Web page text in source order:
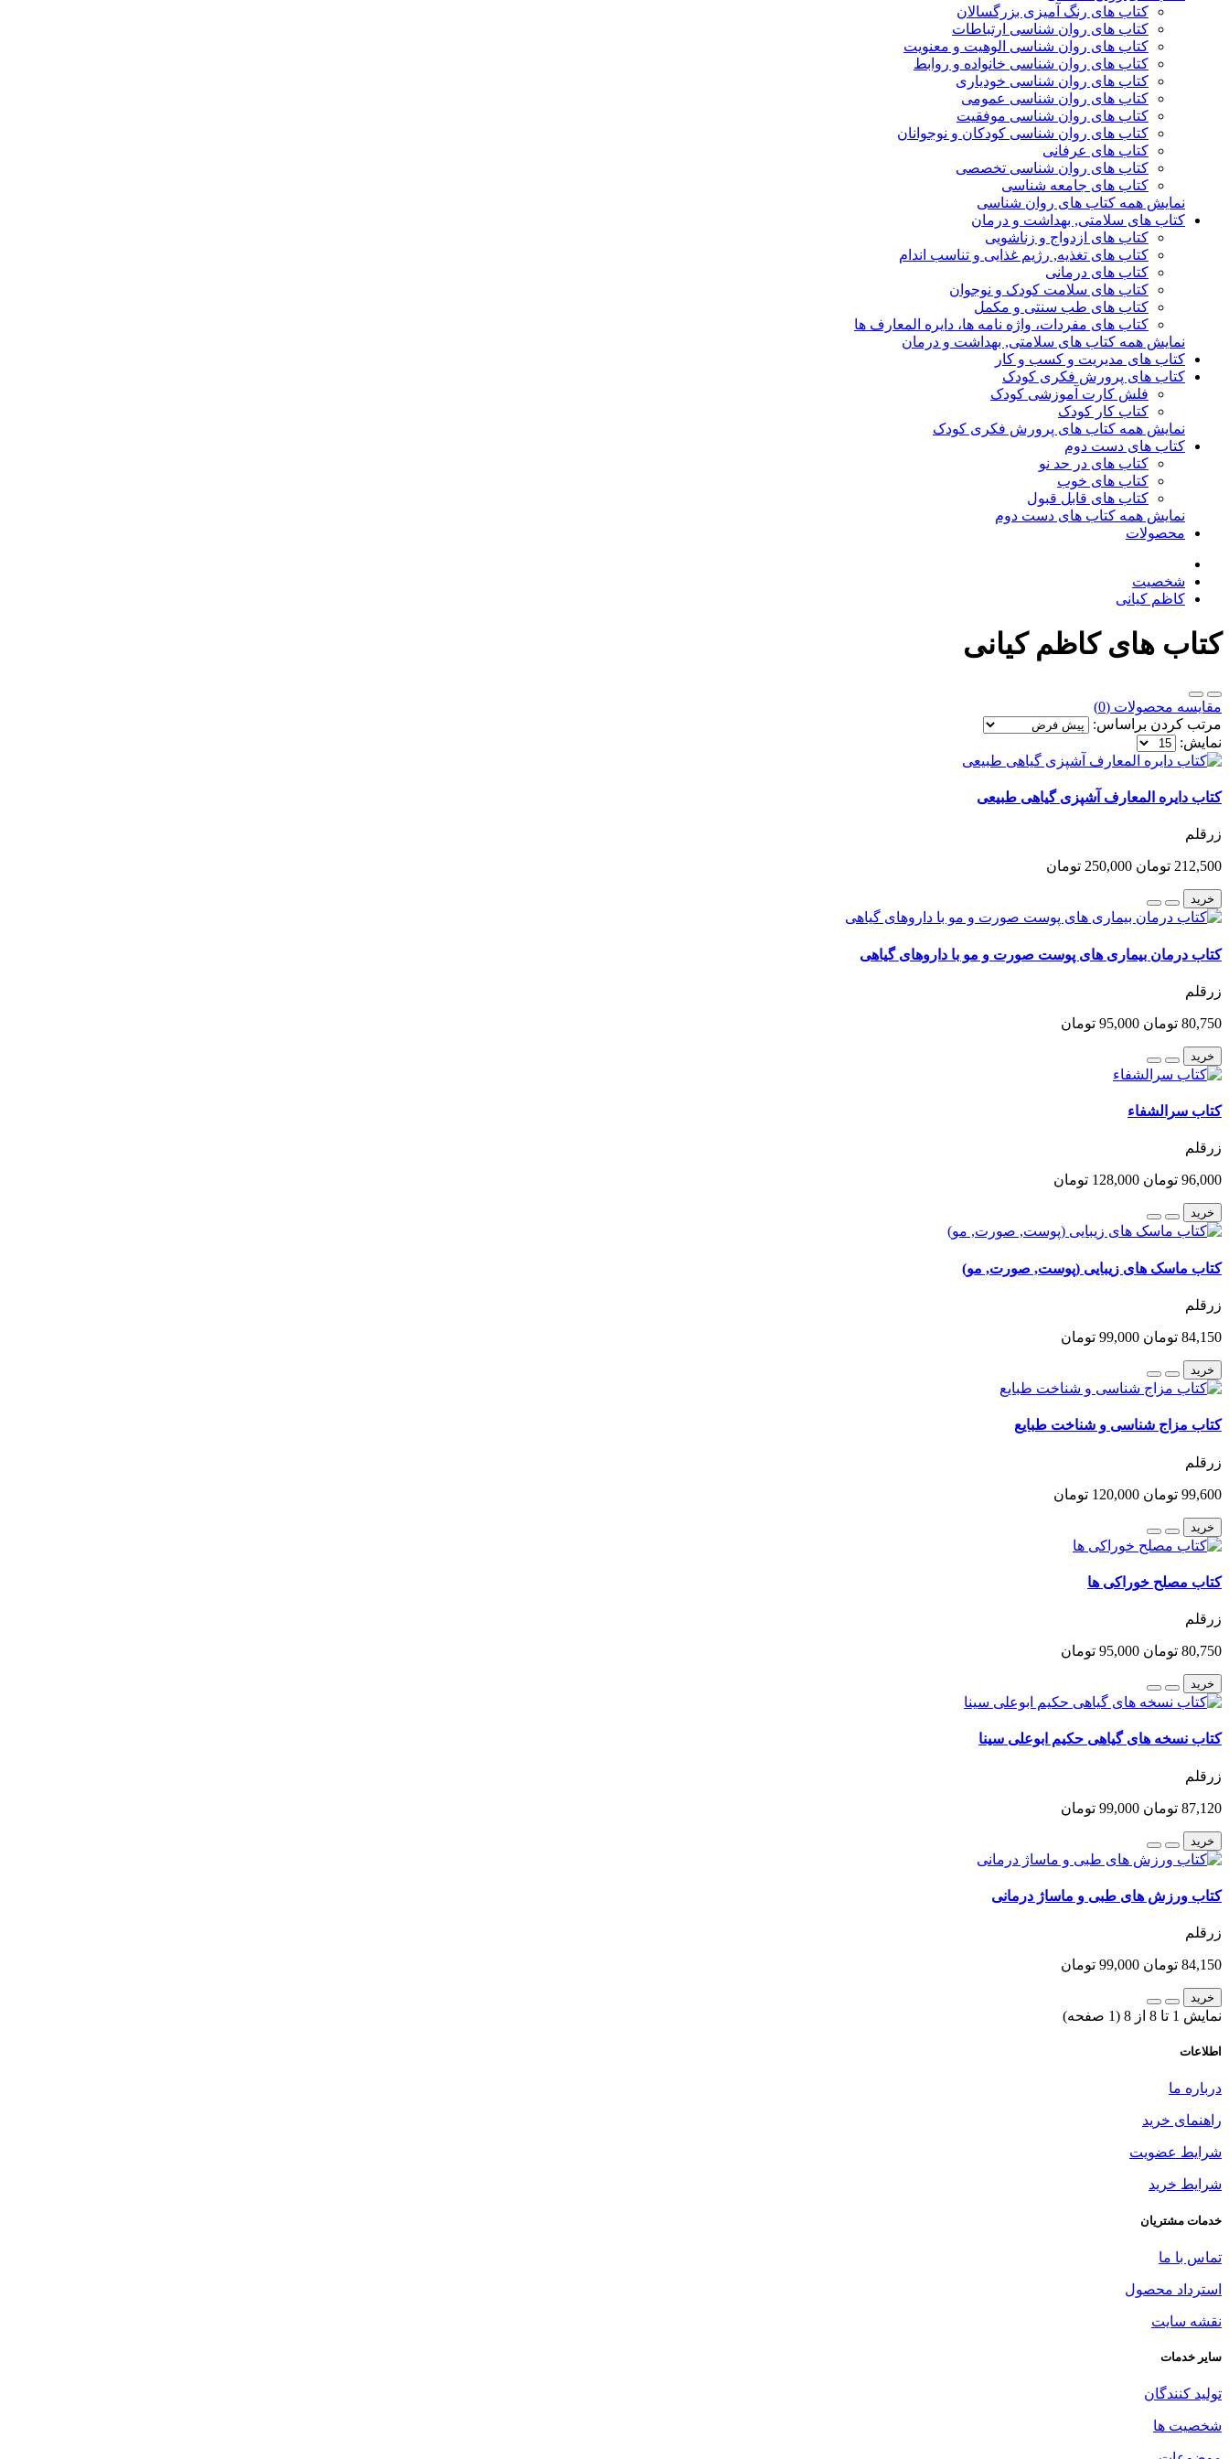
کتاب های رنگ آمیزی بزرگسالان
کتاب های روان شناسی ارتباطات
کتاب های روان شناسی الوهیت و معنویت
کتاب های روان شناسی خانواده و روابط
کتاب های روان شناسی خودیاری
کتاب های روان شناسی عمومی
کتاب های روان شناسی موفقیت
کتاب های روان شناسی کودکان و نوجوانان
کتاب های عرفانی
کتاب های روان شناسی تخصصی
کتاب های جامعه شناسی
نمایش همه کتاب های روان شناسی
کتاب های سلامتی, بهداشت و درمان
کتاب های ازدواج و زناشویی
کتاب های تغذیه, رژیم غذایی و تناسب اندام
کتاب های درمانی
کتاب های سلامت کودک و نوجوان
کتاب های طب سنتی و مکمل
کتاب های مفردات، واژه نامه ها، دایره المعارف ها
نمایش همه کتاب های سلامتی, بهداشت و درمان
کتاب های مدیریت و کسب و کار
کتاب های پرورش فکری کودک
فلش کارت آموزشی کودک
کتاب کار کودک
نمایش همه کتاب های پرورش فکری کودک
کتاب های دست دوم
کتاب های در حد نو
کتاب های خوب
کتاب های قابل قبول
نمایش همه کتاب های دست دوم
محصولات
شخصیت
کاظم کیانی
کتاب های کاظم کیانی
مقایسه محصولات (0)
مرتب کردن براساس:
نمایش:
کتاب دایره المعارف آشپزی گیاهی طبیعی
زرقلم
212,500 تومان 250,000 تومان
خرید
کتاب درمان بیماری های پوست صورت و مو با داروهای گیاهی
زرقلم
80,750 تومان 95,000 تومان
خرید
کتاب سرالشفاء
زرقلم
96,000 تومان 128,000 تومان
خرید
کتاب ماسک های زیبایی (پوست, صورت, مو)
زرقلم
84,150 تومان 99,000 تومان
خرید
کتاب مزاج شناسی و شناخت طبایع
زرقلم
99,600 تومان 120,000 تومان
خرید
کتاب مصلح خوراکی ها
زرقلم
80,750 تومان 95,000 تومان
خرید
کتاب نسخه های گیاهی حکیم ابوعلی سینا
زرقلم
87,120 تومان 99,000 تومان
خرید
کتاب ورزش های طبی و ماساژ درمانی
زرقلم
84,150 تومان 99,000 تومان
خرید
نمایش 1 تا 8 از 8 (1 صفحه)
اطلاعات
درباره ما
راهنمای خرید
شرایط عضویت
شرایط خرید
خدمات مشتریان
تماس با ما
استرداد محصول
نقشه سایت
سایر خدمات
تولید کنندگان
شخصیت ها